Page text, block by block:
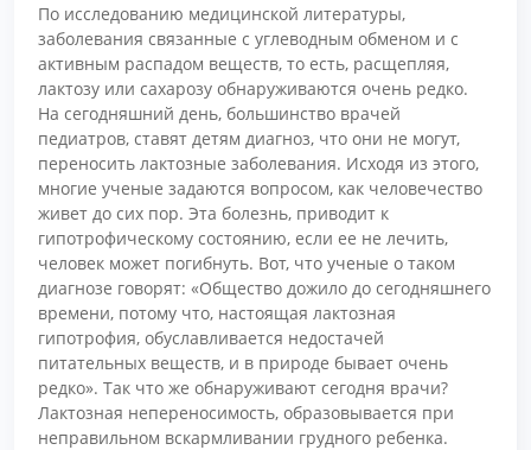
По исследованию медицинской литературы,
заболевания связанные с углеводным обменом и с
активным распадом веществ, то есть, расщепляя,
лактозу или сахарозу обнаруживаются очень редко.
На сегодняшний день, большинство врачей
педиатров, ставят детям диагноз, что они не могут,
переносить лактозные заболевания. Исходя из этого,
многие ученые задаются вопросом, как человечество
живет до сих пор. Эта болезнь, приводит к
гипотрофическому состоянию, если ее не лечить,
человек может погибнуть. Вот, что ученые о таком
диагнозе говорят: «Общество дожило до сегодняшнего
времени, потому что, настоящая лактозная
гипотрофия, обуславливается недостачей
питательных веществ, и в природе бывает очень
редко». Так что же обнаруживают сегодня врачи?
Лактозная непереносимость, образовывается при
неправильном вскармливании грудного ребенка.